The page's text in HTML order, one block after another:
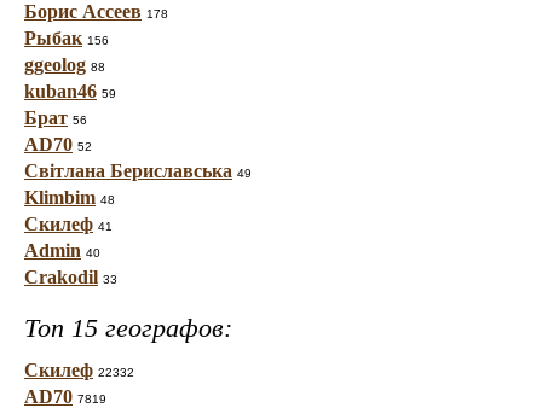
Борис Ассеев 178
Рыбак 156
ggeolog 88
kuban46 59
Брат 56
AD70 52
Світлана Бериславська 49
Klimbim 48
Скилеф 41
Admin 40
Crakodil 33
Топ 15 географов:
Скилеф 22332
AD70 7819